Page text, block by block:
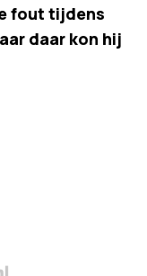
fout tijdens
daar kon hij